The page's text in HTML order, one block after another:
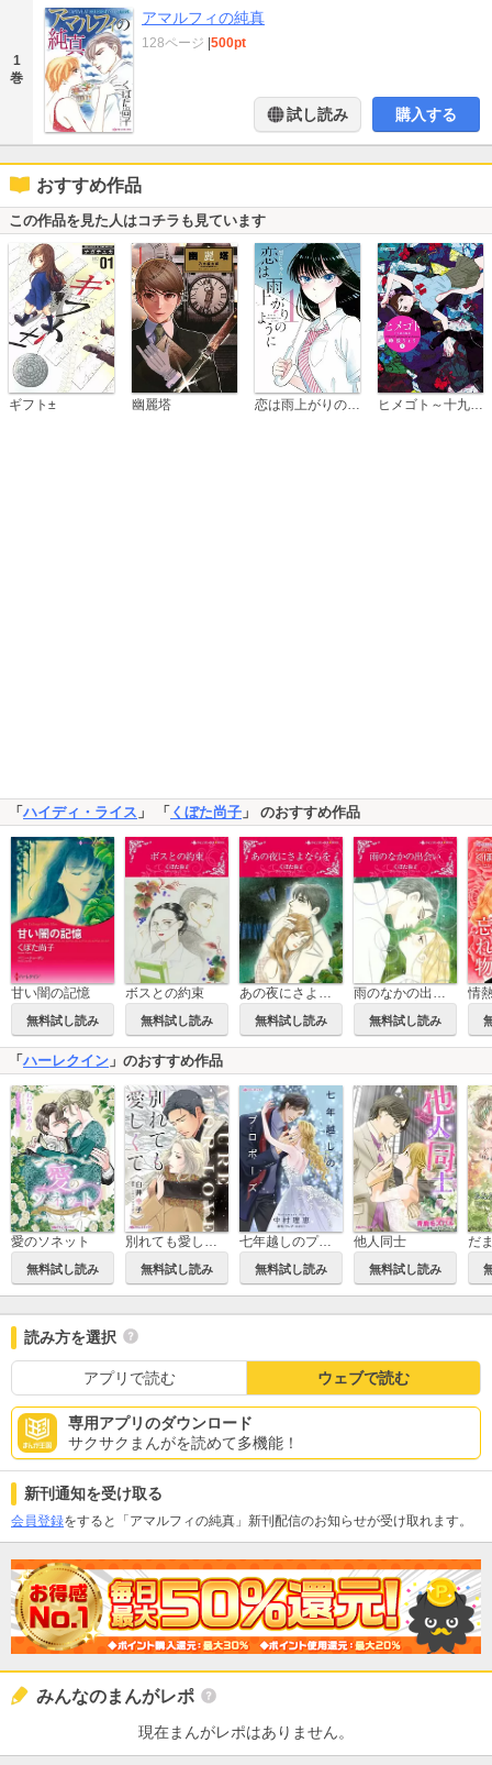
1
巻
アマルフィの純真
128ページ 500pt
試し読み 購入する
おすすめ作品
この作品を見た人はコチラも見ています
ギフト± 幽麗塔 恋は雨上がりのように ヒメゴト～十九歳の制服～
「 ハイディ・ライス 」 「 くぼた尚子 」 のおすすめ作品
甘い闇の記憶
無料試し読み
ボスとの約束
無料試し読み
あの夜にさよならを
無料試し読み
雨のなかの出会い
無料試し読み
「 ハーレクイン 」のおすすめ作品
愛のソネット
無料試し読み
別れても愛しくて
無料試し読み
七年越しのプロポーズ
無料試し読み
他人同士
無料試し読み
読み方を選択
アプリで読む ウェブで読む
専用アプリのダウンロード
サクサクまんがを読めて多機能！
新刊通知を受け取る
会員登録をすると「アマルフィの純真」新刊配信のお知らせが受け取れます。
みんなのまんがレポ
現在まんがレポはありません。